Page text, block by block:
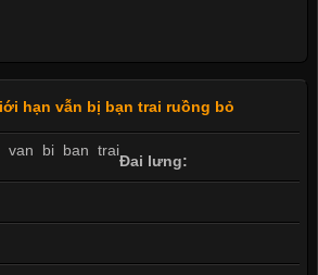
hạn vẫn bị bạn trai ruồng bỏ
Đai lưng: